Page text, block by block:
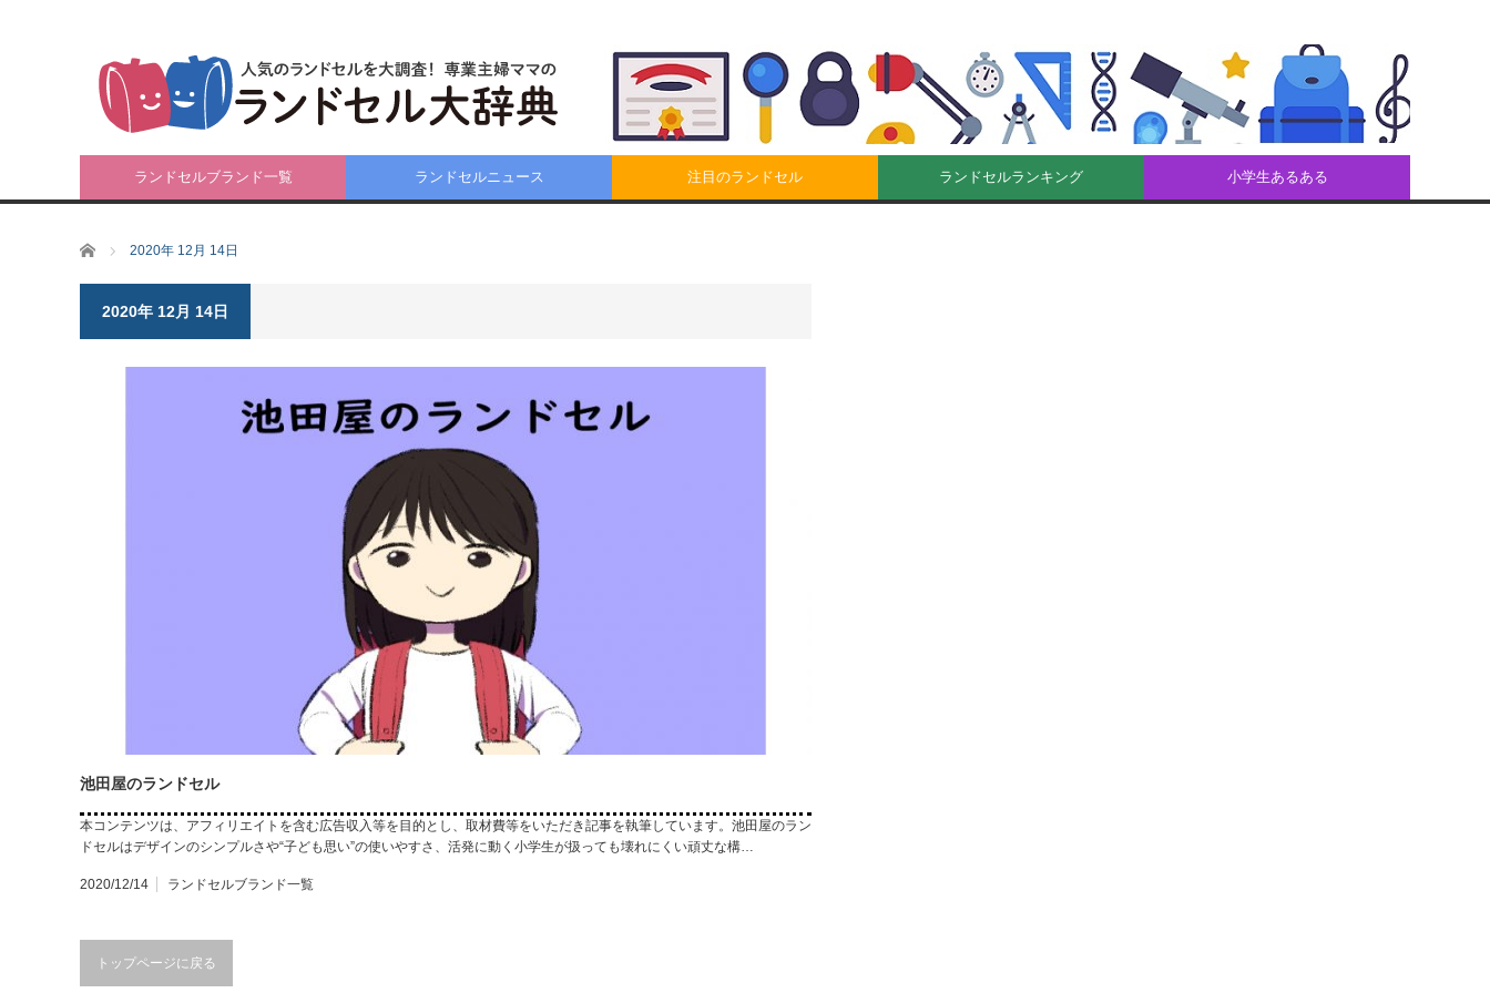
ランドセルブランド一覧 ランドセルニュース 注目のランドセル ランドセルランキング 小学生あるある
ホーム 2020年 12月 14日
2020年 12月 14日
池田屋のランドセル
本コンテンツは、アフィリエイトを含む広告収入等を目的とし、取材費等をいただき記事を執筆しています。池田屋のラン
ドセルはデザインのシンプルさや“子ども思い”の使いやすさ、活発に動く小学生が扱っても壊れにくい頑丈な構…
2020/12/14 ランドセルブランド一覧
トップページに戻る